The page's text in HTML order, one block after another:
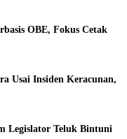
OBE, Fokus Cetak
Usai Insiden Keracunan,
Legislator Teluk Bintuni